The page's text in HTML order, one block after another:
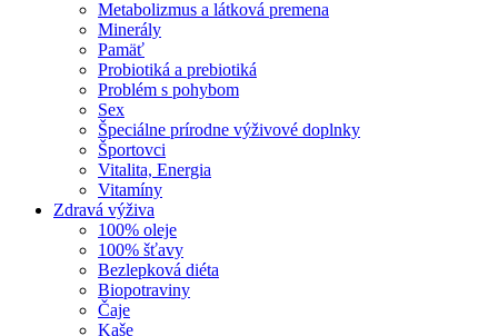
Metabolizmus a látková premena
Minerály
Pamäť
Probiotiká a prebiotiká
Problém s pohybom
Sex
Špeciálne prírodne výživové doplnky
Športovci
Vitalita, Energia
Vitamíny
Zdravá výživa
100% oleje
100% šťavy
Bezlepková diéta
Biopotraviny
Čaje
Kaše